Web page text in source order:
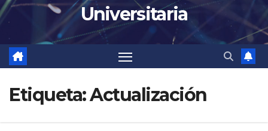
Universitaria
Etiqueta:Actualización